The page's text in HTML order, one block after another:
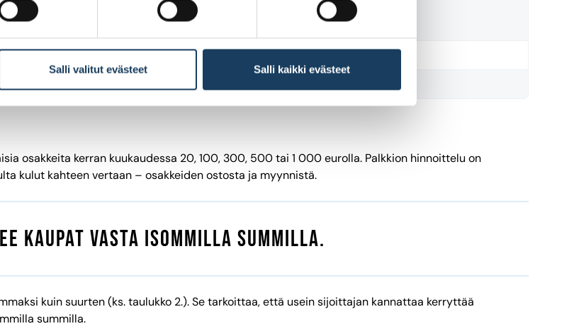
Salli valitut evästeet Salli kaikki evästeet
minimissään 7 euroa, kun edellisessä
kauppaa. Hinnastossa neljä tasoa.
vähintään 5 euroa
Helsinki
osakkeita kerran kuukaudessa 20, 100, 300, 500 tai 1 000 eurolla. Palkkion hinnoittelu on
kulut kahteen vertaan – osakkeiden ostosta ja myynnistä.
kaupat vasta isommilla summilla.
kuin suurten (ks. taulukko 2.). Se tarkoittaa, että usein sijoittajan kannattaa kerryttää
summilla.